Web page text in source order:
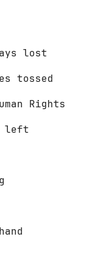
lost
tossed
Rights
left